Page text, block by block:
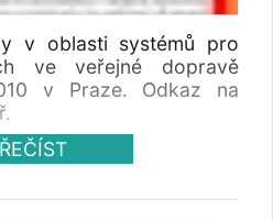
v oblasti systémů pro
ve veřejné dopravě
v Praze. Odkaz na